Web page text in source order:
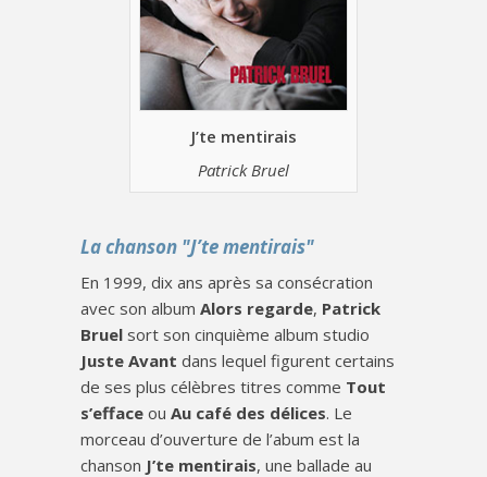
J’te mentirais
Patrick Bruel
La chanson "J’te mentirais"
En 1999, dix ans après sa consécration
avec son album Alors regarde, Patrick
Bruel sort son cinquième album studio
Juste Avant dans lequel figurent certains
de ses plus célèbres titres comme Tout
s’efface ou Au café des délices. Le
morceau d’ouverture de l’abum est la
chanson J’te mentirais, une ballade au